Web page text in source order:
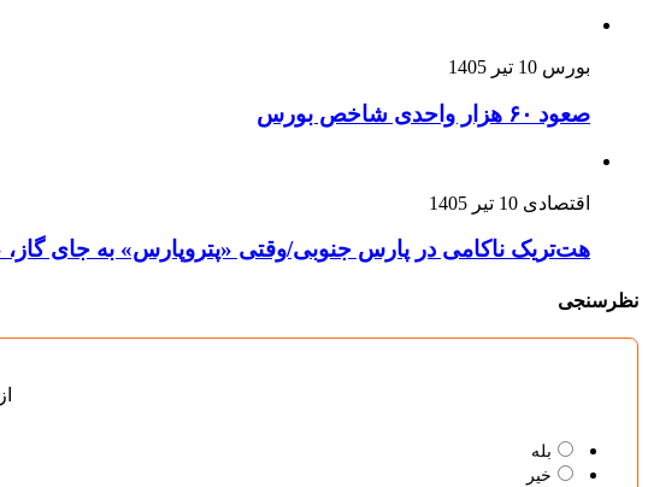
بورس 10 تیر 1405
صعود ۶۰ هزار واحدی شاخص بورس
اقتصادی 10 تیر 1405
هت‌تریک ناکامی در پارس جنوبی/وقتی «پتروپارس» به جای گاز،
نظرسنجی
بله
خیر